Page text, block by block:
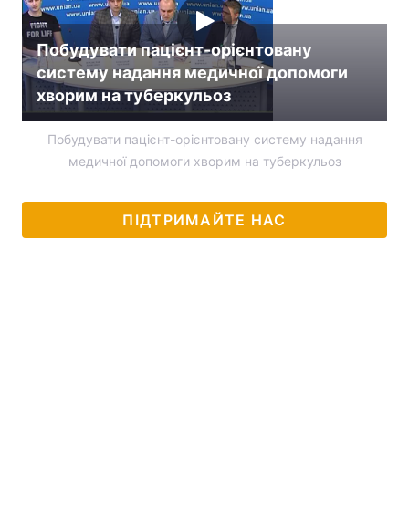
Побудувати пацієнт-орієнтовану
систему надання медичної допомоги
хворим на туберкульоз
Побудувати пацієнт-орієнтовану систему надання
медичної допомоги хворим на туберкульоз
ПІДТРИМАЙТЕ НАС